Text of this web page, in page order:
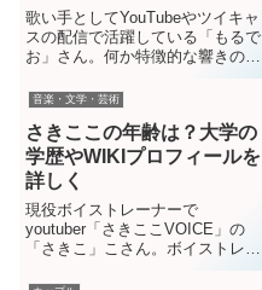
歌い手としてYouTubeやツイキャ
スの配信で活躍している「もるで
お」さん。何か特徴的な響きのお
名前ですが、本名はどんな名前な
のか、年齢や身長、職業など気に
とめてみました。またかっこいい
声だけに、素顔はどんな感じなの
かも調べてみました！関連）もる
でおは炎上経験あり？無...
音楽・文学・芸術
さきここの年齢は？大学の
学歴やWIKIプロフィールを
詳しく
現役ボイストレーナーで
youtuber「さきここVOICE」の
「さきこ」こさん。ボイストレー
ニングや解説もさることながら、